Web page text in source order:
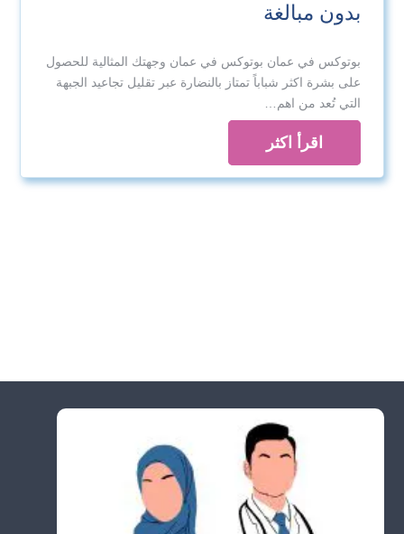
بدون مبالغة
بوتوكس في عمان بوتوكس في عمان وجهتك المثالية للحصول
على بشرة اكثر شباباً تمتاز بالنضارة عبر تقليل تجاعيد الجبهة
التي تُعد من اهم…
اقرأ اكثر